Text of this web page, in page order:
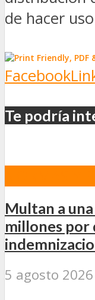
de hacer
Facebook
Te podría
Multan a
millones por
5 agosto 2026